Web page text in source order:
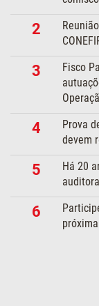
2
3
Fisco
4
Prova
devem
5
Há 20
6